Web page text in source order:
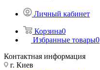
Личный кабинет
Корзина0
Избранные товары0
Контактная информация
г. Киев